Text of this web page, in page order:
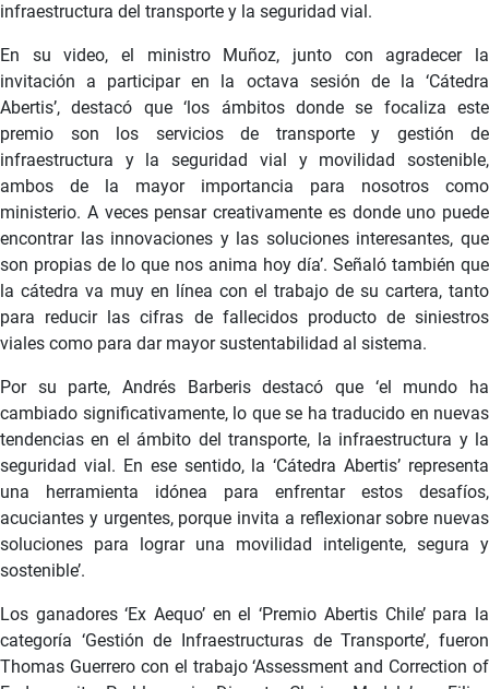
infraestructura del transporte y la seguridad vial.
En su video, el ministro Muñoz, junto con agradecer la
invitación a participar en la octava sesión de la ‘Cátedra
Abertis’, destacó que ‘los ámbitos donde se focaliza este
premio son los servicios de transporte y gestión de
infraestructura y la seguridad vial y movilidad sostenible,
ambos de la mayor importancia para nosotros como
ministerio. A veces pensar creativamente es donde uno puede
encontrar las innovaciones y las soluciones interesantes, que
son propias de lo que nos anima hoy día’. Señaló también que
la cátedra va muy en línea con el trabajo de su cartera, tanto
para reducir las cifras de fallecidos producto de siniestros
viales como para dar mayor sustentabilidad al sistema.
Por su parte, Andrés Barberis destacó que ‘el mundo ha
cambiado significativamente, lo que se ha traducido en nuevas
tendencias en el ámbito del transporte, la infraestructura y la
seguridad vial. En ese sentido, la ‘Cátedra Abertis’ representa
una herramienta idónea para enfrentar estos desafíos,
acuciantes y urgentes, porque invita a reflexionar sobre nuevas
soluciones para lograr una movilidad inteligente, segura y
sostenible’.
Los ganadores ‘Ex Aequo’ en el ‘Premio Abertis Chile’ para la
categoría ‘Gestión de Infraestructuras de Transporte’, fueron
Thomas Guerrero con el trabajo ‘Assessment and Correction of